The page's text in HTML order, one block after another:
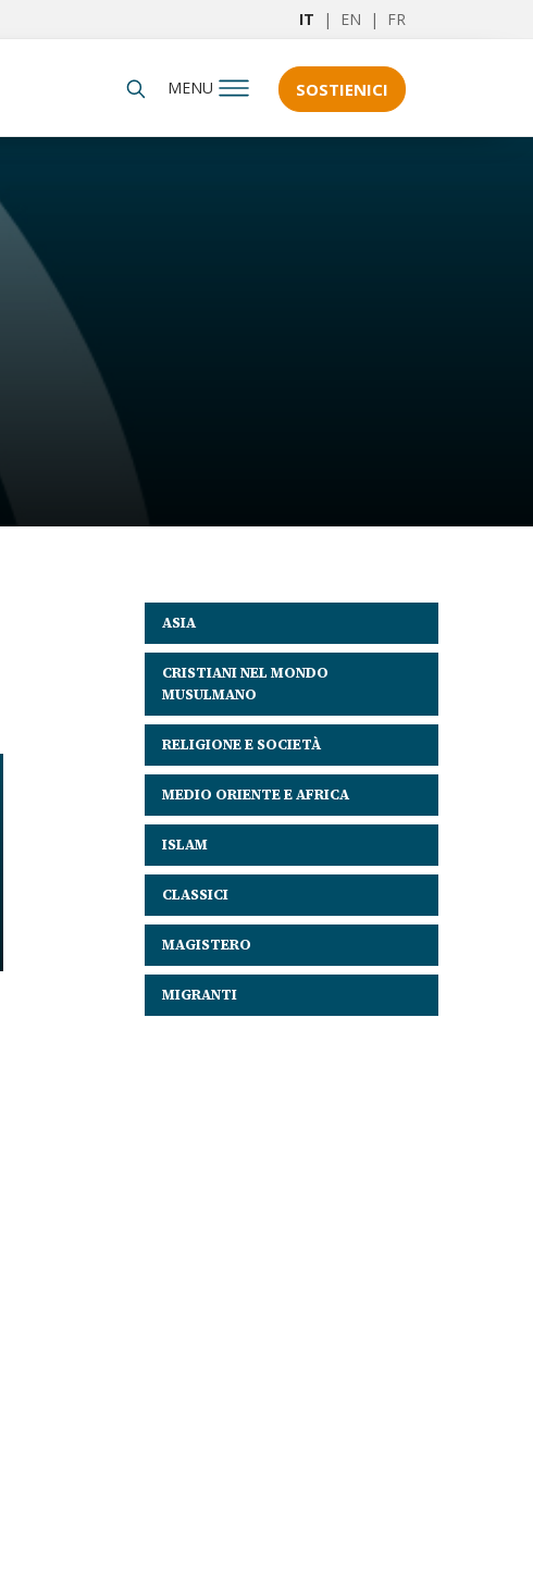
IT | EN | FR
MENU SOSTIENICI
ASIA
CRISTIANI NEL MONDO
MUSULMANO
RELIGIONE E SOCIETÀ
MEDIO ORIENTE E AFRICA
ISLAM
CLASSICI
MAGISTERO
MIGRANTI